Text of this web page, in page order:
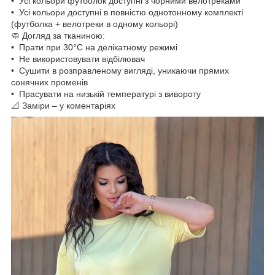
• Усі кольори доступні в повністю однотонному комплекті
(футболка + велотреки в одному кольорі)
🧼 Догляд за тканиною:
• Прати при 30°C на делікатному режимі
• Не використовувати відбілювач
• Сушити в розправленому вигляді, уникаючи прямих
сонячних променів
• Прасувати на низькій температурі з вивороту
📐 Заміри – у коментаріях